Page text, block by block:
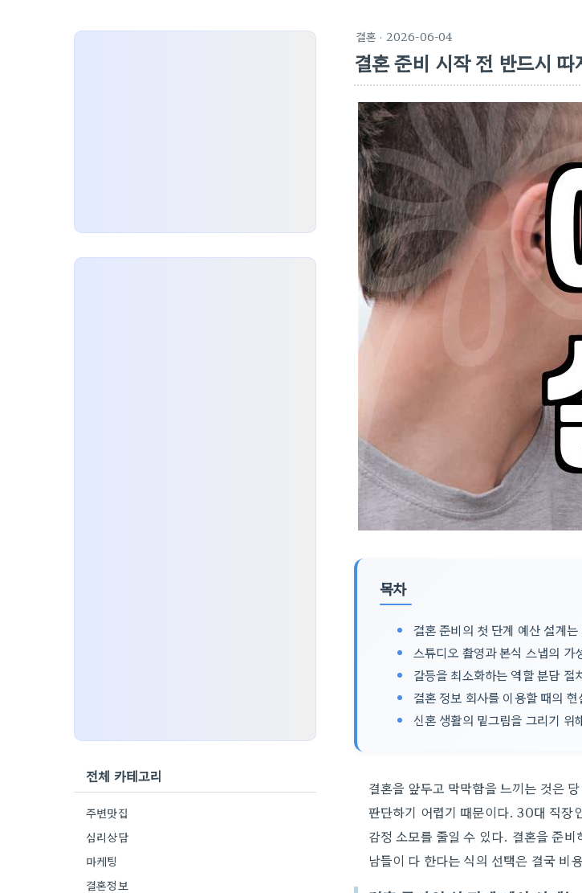
결혼 · 2026-06-04
결혼 준비 시작 전 반드시
목차
결혼 준비의 첫 단계 예산 설계
스튜디오 촬영과 본식 스냅의 가
갈등을 최소화하는 역할 분담 절
결혼 정보 회사를 이용할 때의
신혼 생활의 밑그림을 그리기 위
결혼을 앞두고 막막함을 느끼는 것은
판단하기 어렵기 때문이다. 30대 직장
감정 소모를 줄일 수 있다. 결혼을 준
남들이 다 한다는 식의 선택은 결국 비
전체 카테고리
주변맛집
심리상담
마케팅
결혼정보